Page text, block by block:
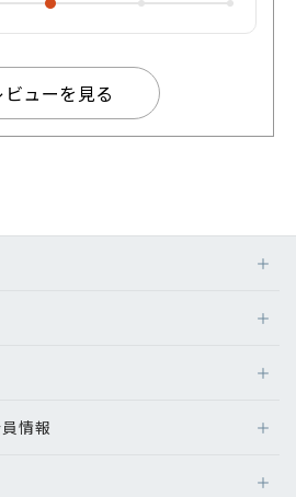
ビューを見る
情報